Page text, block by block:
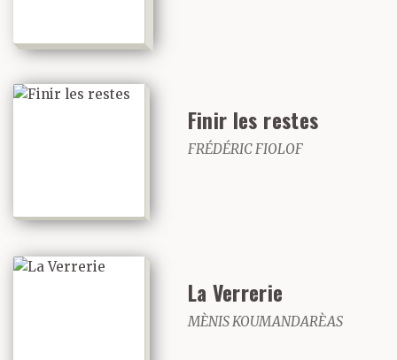
Finir les restes
FRÉDÉRIC FIOLOF
La Verrerie
MÈNIS KOUMANDARÈAS